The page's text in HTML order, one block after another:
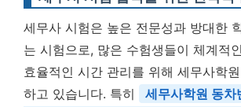
세무사 시험은 높은 전문성과 방대한
는 시험으로, 많은 수험생들이 체계적
효율적인 시간 관리를 위해 세무사학
하고 있습니다. 특히
세무사학원 동차